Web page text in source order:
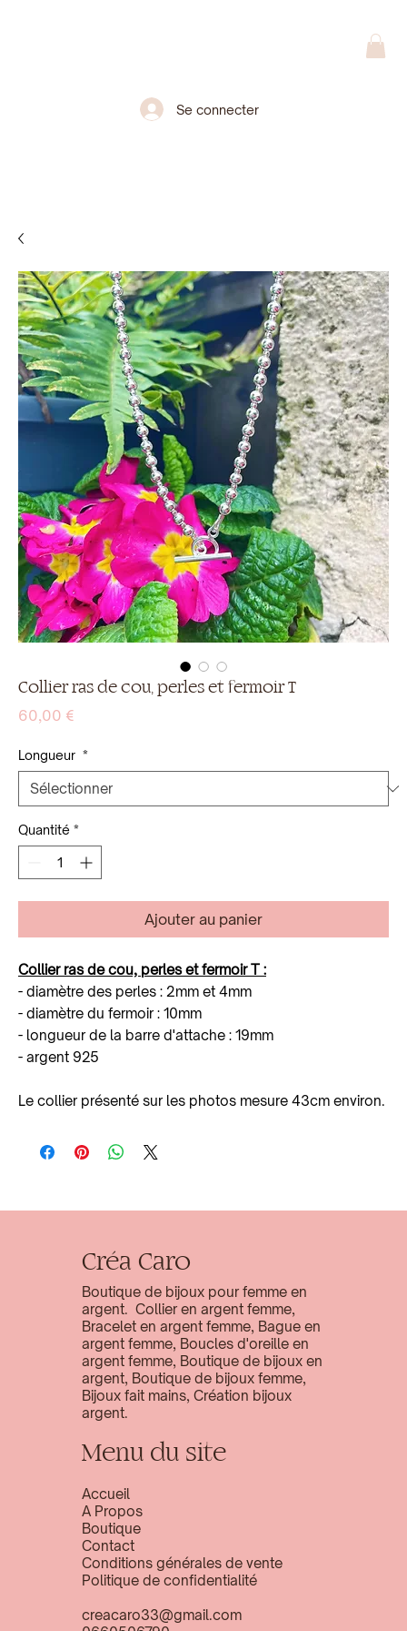
Se connecter
Collier ras de cou, perles et fermoir T
60,00 €
Longueur *
Quantité *
Ajouter au panier
Collier ras de cou, perles et fermoir T :
- diamètre des perles : 2mm et 4mm
- diamètre du fermoir : 10mm
- longueur de la barre d'attache : 19mm
- argent 925
Le collier présenté sur les photos mesure 43cm environ.
Créa Caro
Boutique de bijoux pour femme en
argent. Collier en argent femme,
Bracelet en argent femme, Bague en
argent femme, Boucles d'oreille en
argent femme, Boutique de bijoux en
argent, Boutique de bijoux femme,
Bijoux fait mains, Création bijoux
argent.
Menu du site
Accueil
A Propos
Boutique
Contact
Conditions générales de vente
Politique de confidentialité
creacaro33@gmail.com